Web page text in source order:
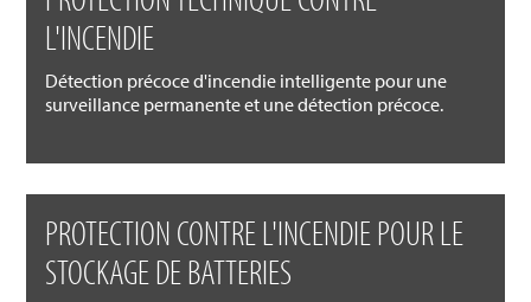
L'INCENDIE
Détection précoce d'incendie intelligente pour une
surveillance permanente et une détection précoce.
PROTECTION CONTRE L'INCENDIE POUR LE
STOCKAGE DE BATTERIES